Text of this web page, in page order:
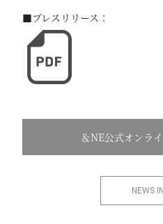
■プレスリリース：
＆NE公式オンラ
NEWS